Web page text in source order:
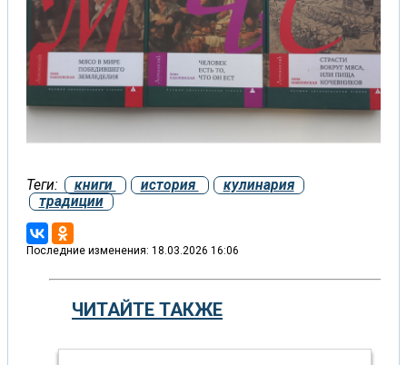
Теги: книги история
кулинария
традиции
Последние изменения: 18.03.2026 16:06
ЧИТАЙТЕ ТАКЖЕ